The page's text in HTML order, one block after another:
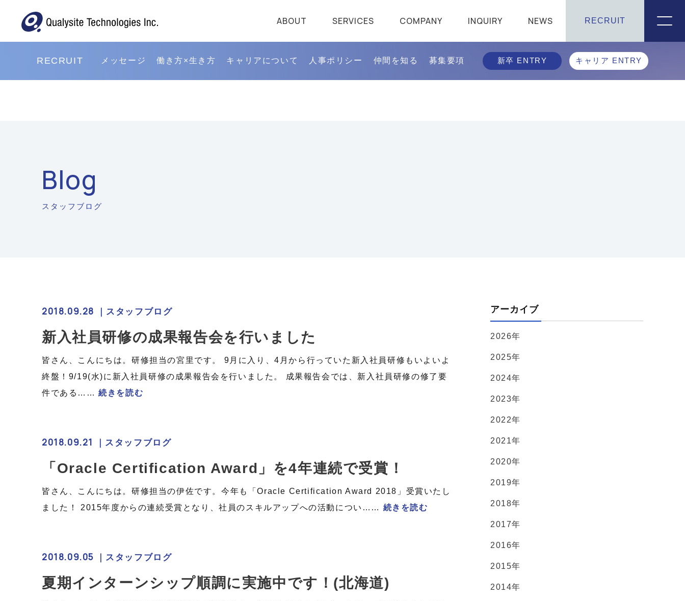
ABOUT SERVICES COMPANY INQUIRY NEWS RECRUIT
RECRUIT メッセージ 働き方×生き方 キャリアについて 人事ポリシー 仲間を知る 募集要項 新卒 ENTRY キャリア ENTRY
Blog
スタッフブログ
2018.09.28 ｜ スタッフブログ
新入社員研修の成果報告会を行いました
皆さん、こんにちは。研修担当の宮里です。 9月に入り、4月から行っていた新入社員研修もいよいよ
終盤！9/19(水)に新入社員研修の成果報告会を行いました。 成果報告会では、新入社員研修の修了要
件である……続きを読む
2018.09.21 ｜ スタッフブログ
「Oracle Certification Award」を4年連続で受賞！
皆さん、こんにちは。研修担当の伊佐です。今年も「Oracle Certification Award 2018」受賞いたし
ました！ 2015年度からの連続受賞となり、社員のスキルアップへの活動につい…… 続きを読む
2018.09.05 ｜ スタッフブログ
夏期インターンシップ順調に実施中です！(北海道)
アーカイブ
2026年
2025年
2024年
2023年
2022年
2021年
2020年
2019年
2018年
2017年
2016年
2015年
2014年